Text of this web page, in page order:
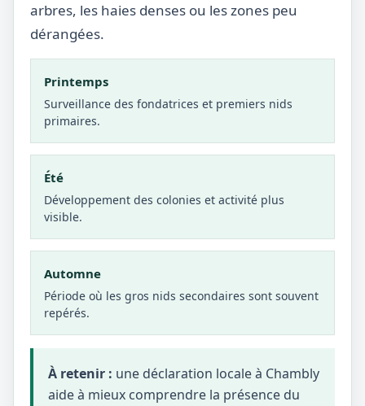
arbres, les haies denses ou les zones peu
dérangées.
Printemps
Surveillance des fondatrices et premiers nids
primaires.
Été
Développement des colonies et activité plus
visible.
Automne
Période où les gros nids secondaires sont souvent
repérés.
À retenir : une déclaration locale à Chambly
aide à mieux comprendre la présence du